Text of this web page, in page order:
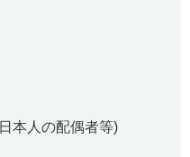
本人の配偶者等)